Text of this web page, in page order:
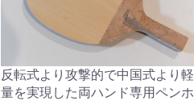
反転式より攻撃的で中国式より軽
量を実現した両ハンド専用ペンホ